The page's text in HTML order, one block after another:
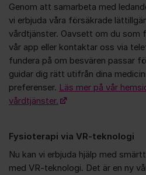
Genom att samarbeta med
vi erbjuda våra försäkrade
vårdtjänster. Oavsett om du som
vår app eller kontaktar oss via
fundera på om besvären passar
guidar dig rätt utifrån dina
preferenser. Läs mer på vår
vårdtjänster.
Fysioterapi via VR-teknologi
Nu kan vi erbjuda hjälp med
med VR-teknologi. Det är en ny